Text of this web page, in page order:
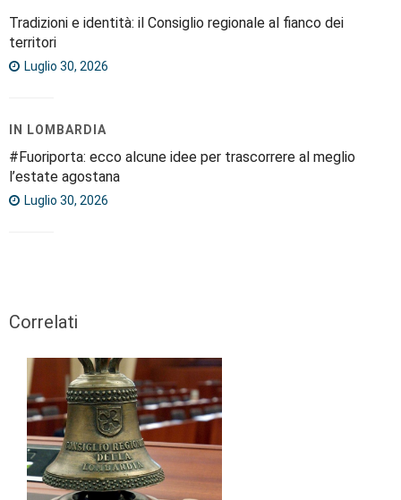
Tradizioni e identità: il Consiglio regionale al fianco dei
territori
Luglio 30, 2026
IN LOMBARDIA
#Fuoriporta: ecco alcune idee per trascorrere al meglio
l’estate agostana
Luglio 30, 2026
Correlati